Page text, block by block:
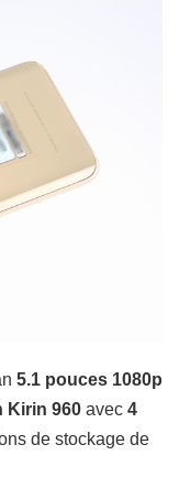
5.1 pouces 1080p
Kirin 960 avec 4
de stockage de